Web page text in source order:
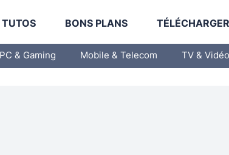
TUTOS BONS PLANS
PC & Gaming Mobile & Telecom TV & Vidéo